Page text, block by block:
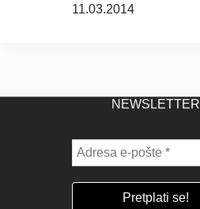
11.03.2014
NEWSLETTER